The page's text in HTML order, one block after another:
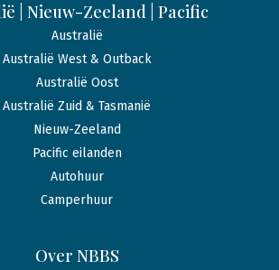
| Nieuw-Zeeland | Pacific
Australië
Australië West & Outback
Australië Oost
Australië Zuid & Tasmanië
Nieuw-Zeeland
Pacific eilanden
Autohuur
Camperhuur
Over NBBS